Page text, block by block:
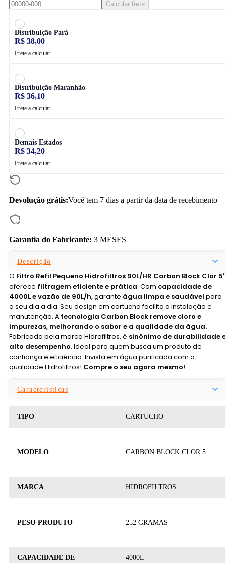
Calcular frete
Distribuição Pará
R$ 38,00
Frete a calcular
Distribuição Maranhão
R$ 36,10
Frete a calcular
Demais Estados
R$ 34,20
Frete a calcular
Devolução grátis:Você tem 7 dias a partir da data de recebimento
Garantia do Fabricante: 3 MESES
Descrição
O Filtro Refil Pequeno Hidrofiltros 90L/HR Carbon Block Clor 5'
oferece filtragem eficiente e prática. Com capacidade de
4000L e vazão de 90L/h,garante água limpa e saudável para
o seu dia a dia. Seu design em cartucho facilita a instalação e
manutenção. A tecnologia Carbon Block remove cloro e
impurezas, melhorando o sabor e a qualidade da água.
Fabricado pela marca Hidrofiltros, é sinônimo de durabilidade
alto desempenho. Ideal para quem busca um produto de
confiança e eficiência. Invista em água purificada com a
qualidade Hidrofiltros! Compre o seu agora mesmo!
Características
TIPO CARTUCHO
MODELO CARBON BLOCK CLOR 5
MARCA HIDROFILTROS
PESO PRODUTO 252 GRAMAS
CAPACIDADE DE
4000L